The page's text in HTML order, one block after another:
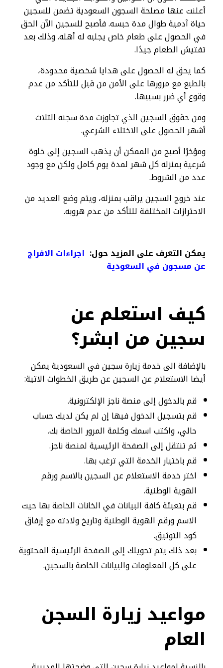
أعلنت عنها مصلحة السجون السعودية تضمن للسجين
حياة آدمية طوال مدة حبسه. فأصبح للسجين الآن الحق
في الحصول على طعام خاص يجلبه له أهله. وذلك بعد
تفتيش الطعام جيدًا.
كما يحق له الحصول على هدايا شخصية محدودة،
بالطبع مع مرورها على الأمن من قبل للتأكد من عدم
وقوع أي ضرر بسببها.
ومن حقوق السجين الذي تجاوزت مدة سجنه الثلاث
أشهر الحصول على الاختلاء الشرعي.
ومؤخرًا أصبح من الممكن أن يذهب السجين إلى خلوة
شرعية بمنزله كل شهر لمدة يوم كامل ولكن مع وجود
عدد من الشروط.
عند خروج السجين يراقب بمنزله، ويتم وضع العديد من
الاحترازات المختلفة للتأكد من عدم هروبه.
يمكن التعرف على المزيد حول: اجراءات الافراج
عن مسجون في السعودية
كيف استعلم عن
سجين من ابشر؟
بالإضافة الى خدمة زيارة سجين في السعودية يمكن
أيضا الاستعلام عن السجين عن طريق الخطوات الاتية:
قم بالدخول إلى منصة ناجز الإلكترونية.
قم بتسجيل الدخول فيها إن لم يكن لديك حساب
حالي، واكتب اسمك وكلمة المرور الخاصة بك.
ثم تنتقل إلى الصفحة الرئيسية لمنصة ناجز.
قم باختيار الخدمة التي ترغب بها.
اختر خدمة الاستعلام عن السجين بالاسم ورقم
الهوية الوطنية.
قم بتعبئة كافة البيانات في الخانات الخاصة بها حيث
الاسم ورقم الهوية الوطنية وتاريخ ولادته مع إرفاق
كود التوثيق.
بعد ذلك يتم تحويلك إلى الصفحة الرئيسية المحتوية
على كل المعلومات والبيانات الخاصة بالسجين.
مواعيد زيارة السجن
العام